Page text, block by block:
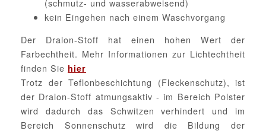
kein Eingehen nach einem Waschvorgang
Der Dralon-Stoff hat einen hohen Wert der
Farbechtheit. Mehr Informationen zur Lichtechtheit
finden Sie hier
Trotz der Teflonbeschichtung (Fleckenschutz), ist
der Dralon-Stoff atmungsaktiv - im Bereich Polster
wird dadurch das Schwitzen verhindert und im
Bereich Sonnenschutz wird die Bildung der